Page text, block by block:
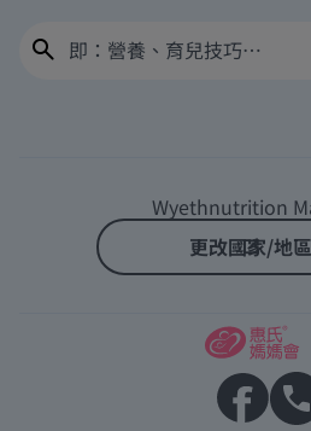
Wyethnutrition
更改國家/地區